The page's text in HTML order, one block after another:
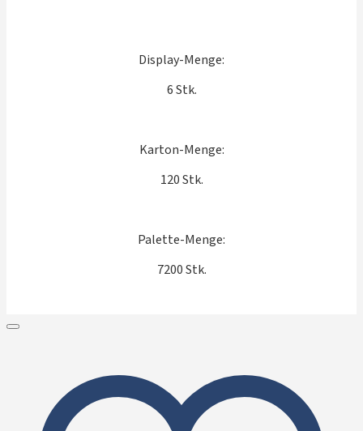
Display-Menge:
6 Stk.
Karton-Menge:
120 Stk.
Palette-Menge:
7200 Stk.